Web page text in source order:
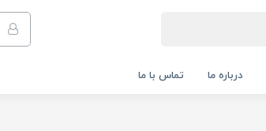
درباره ما تماس با ما